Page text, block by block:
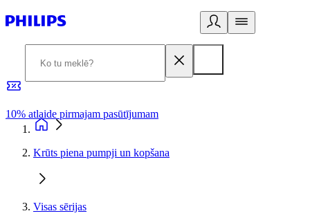
10% atlaide pirmajam pasūtījumam
Krūts piena pumpji un kopšana
Visas sērijas